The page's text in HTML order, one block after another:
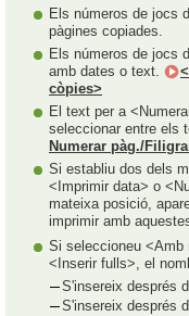
Els números de jocs
pàgines copiades.
Els números de jocs
amb dates o text.
còpies>
El text per a
seleccionar entre els
Numerar pàg./
Si establiu dos dels
<Imprimir data> o
mateixa posició,
imprimir amb
Si seleccioneu <Amb
<Inserir fulls>, el
S'insereix després
S'insereix després